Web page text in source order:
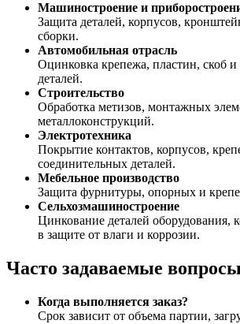
Машиностроение и
Защита деталей, корпусов,
сборки.
Автомобильная отрасль
Оцинковка крепежа, пластин, скоб
деталей.
Строительство
Обработка метизов, монтажных
металлоконструкций.
Электротехника
Покрытие контактов, корпусов,
соединительных деталей.
Мебельное производство
Защита фурнитуры, опорных и
Сельхозмашиностроение
Цинкование деталей оборудования,
в защите от влаги и коррозии.
Часто задаваемые вопросы
Когда выполняется заказ?
Срок зависит от объема партии,